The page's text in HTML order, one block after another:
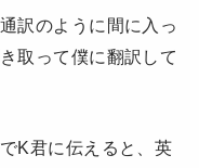
訳のように間に入っ
取って僕に翻訳して
K君に伝えると、英